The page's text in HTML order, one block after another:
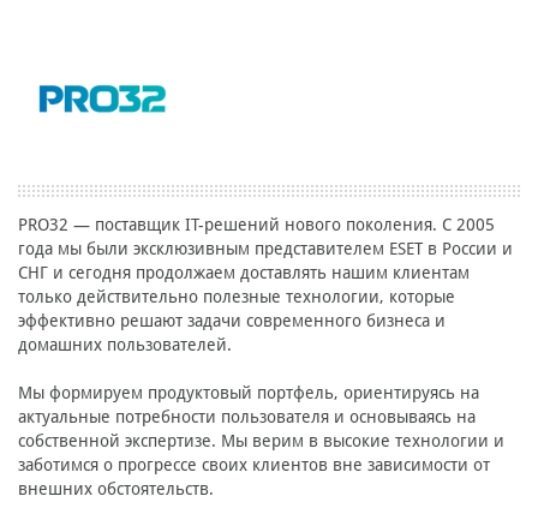
PRO32 — поставщик IT-решений нового поколения. С 2005
года мы были эксклюзивным представителем ESET в России и
СНГ и сегодня продолжаем доставлять нашим клиентам
только действительно полезные технологии, которые
эффективно решают задачи современного бизнеса и
домашних пользователей.
Мы формируем продуктовый портфель, ориентируясь на
актуальные потребности пользователя и основываясь на
собственной экспертизе. Мы верим в высокие технологии и
заботимся о прогрессе своих клиентов вне зависимости от
внешних обстоятельств.